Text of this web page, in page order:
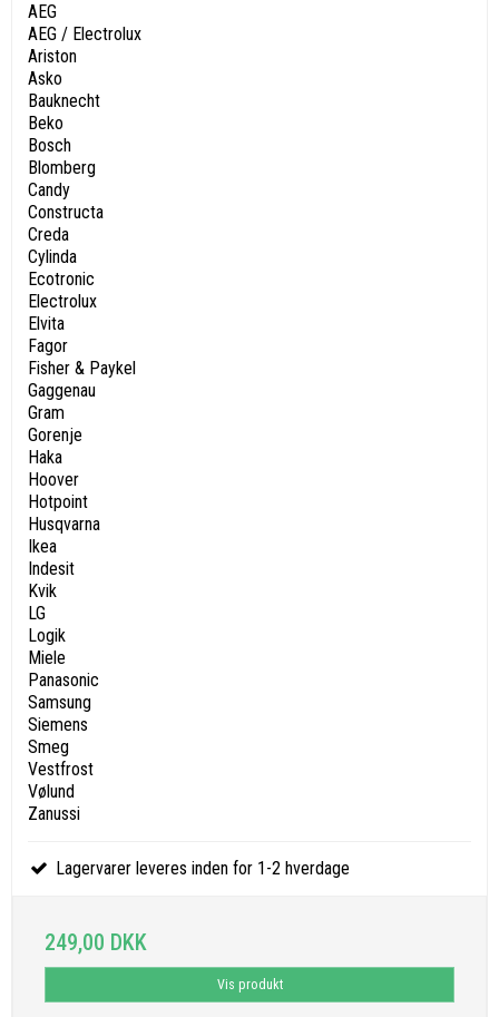
AEG
AEG / Electrolux
Ariston
Asko
Bauknecht
Beko
Bosch
Blomberg
Candy
Constructa
Creda
Cylinda
Ecotronic
Electrolux
Elvita
Fagor
Fisher & Paykel
Gaggenau
Gram
Gorenje
Haka
Hoover
Hotpoint
Husqvarna
Ikea
Indesit
Kvik
LG
Logik
Miele
Panasonic
Samsung
Siemens
Smeg
Vestfrost
Vølund
Zanussi
Lagervarer leveres inden for 1-2 hverdage
249,00 DKK
Vis produkt